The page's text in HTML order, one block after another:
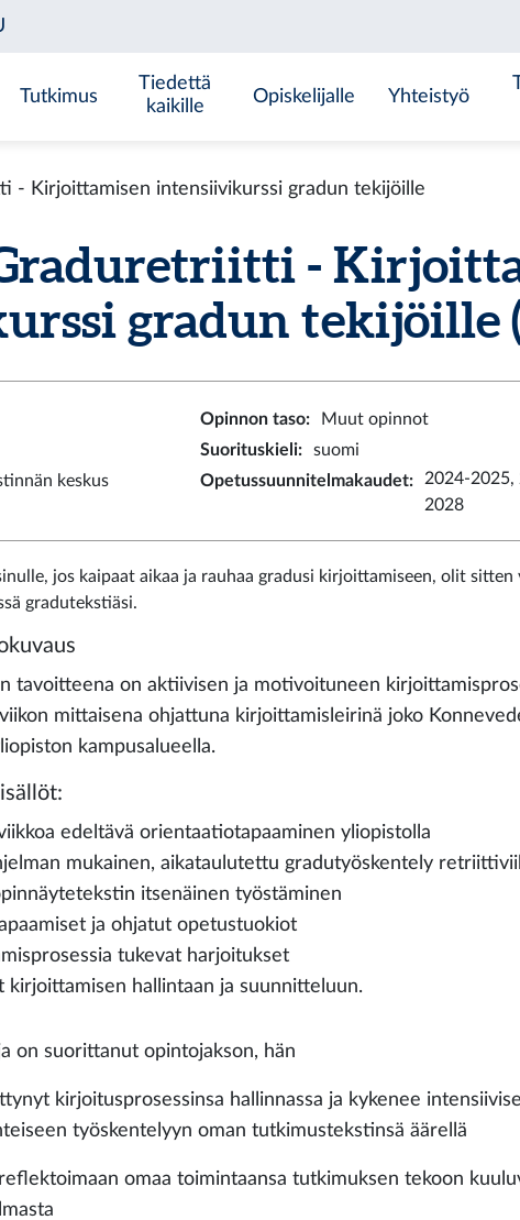
Tutkimus
Tiedettä
kaikille
Opiskelijalle Yhteistyö
- Kirjoittamisen intensiivikurssi gradun tekijöille
-
gradun tekijöille
Opinnon taso:
Muut opinnot
Suorituskieli:
suomi
keskus Opetussuunnitelmakaudet:
2024-2025,
2028
jos kaipaat aikaa ja rauhaa gradusi kirjoittamiseen, olit sitten
gradutekstiäsi.
tavoitteena on aktiivisen ja motivoituneen
mittaisena ohjattuna kirjoittamisleirinä joko
kampusalueella.
edeltävä orientaatiotapaaminen yliopistolla
mukainen, aikataulutettu gradutyöskentely
itsenäinen työstäminen
ja ohjatut opetustuokiot
tukevat harjoitukset
kirjoittamisen hallintaan ja suunnitteluun.
on suorittanut opintojakson, hän
kirjoitusprosessinsa hallinnassa ja kykenee
työskentelyyn oman tutkimustekstinsä äärellä
omaa toimintaansa tutkimuksen tekoon